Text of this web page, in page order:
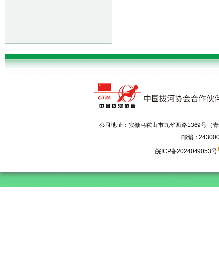
公司地址：安徽马鞍山市九华西路1369号（
邮编：
皖ICP备2024049053号